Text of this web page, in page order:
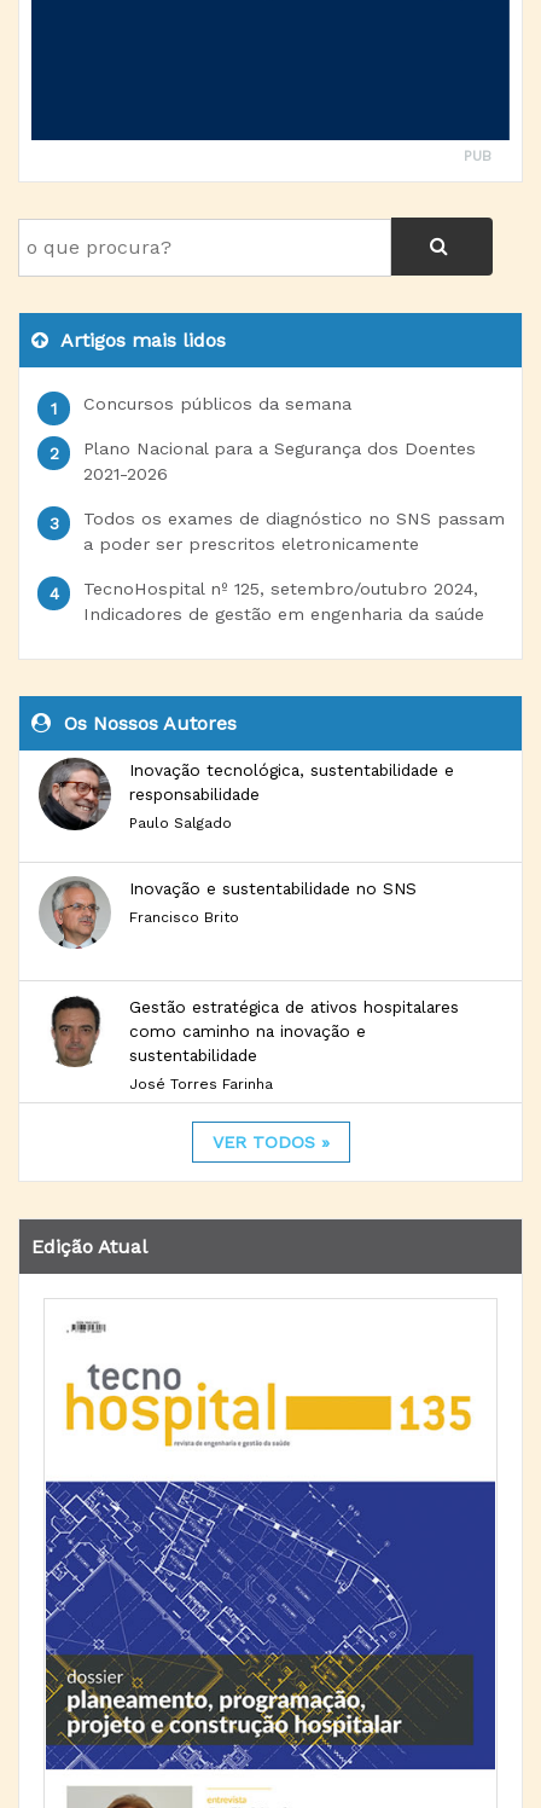
PUB
Artigos mais lidos
Concursos públicos da semana
Plano Nacional para a Segurança dos Doentes
2021-2026
Todos os exames de diagnóstico no SNS passam
a poder ser prescritos eletronicamente
TecnoHospital nº 125, setembro/outubro 2024,
Indicadores de gestão em engenharia da saúde
Os Nossos Autores
Inovação tecnológica, sustentabilidade e
responsabilidade
Paulo Salgado
Inovação e sustentabilidade no SNS
Francisco Brito
Gestão estratégica de ativos hospitalares
como caminho na inovação e
sustentabilidade
José Torres Farinha
VER TODOS »
Edição Atual